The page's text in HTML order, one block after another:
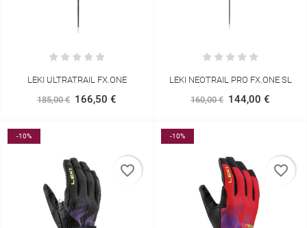
LEKI ULTRATRAIL FX.ONE
185,00 € 166,50 €
LEKI NEOTRAIL PRO FX.ONE SL
160,00 € 144,00 €
-10%
favorite_border
-10%
favorite_border